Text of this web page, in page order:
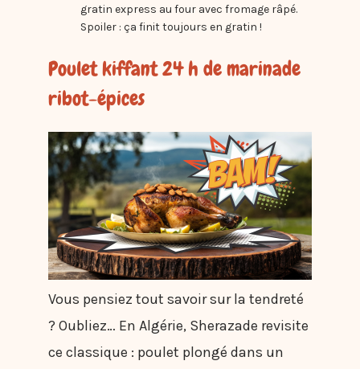
gratin express au four avec fromage râpé.
Spoiler : ça finit toujours en gratin !
Poulet kiffant 24 h de marinade
ribot-épices
Vous pensiez tout savoir sur la tendreté
? Oubliez… En Algérie, Sherazade revisite
ce classique : poulet plongé dans un